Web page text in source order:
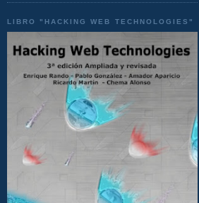
LIBRO "HACKING WEB TECHNOLOGIES"